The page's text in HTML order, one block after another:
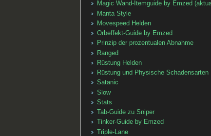
Magic Wand-Itemguide by Emzed
Manta Style
Movespeed Helden
Orbeffekt-Guide by Emzed
Prinzip der prozentualen Abnahme
Ranged
Rüstung Helden
Rüstung und Physische Schadensarten
Satanic
Slow
Stats
Tab-Guide zu Sniper
Tinker-Guide by Emzed
Triple-Lane